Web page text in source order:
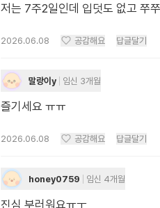
저는 7주2일인데 입덧도 없고 쭈
2026.06.08 공감해요 답글달기
말랑이y 임신 3개월
즐기세요 ㅠㅠ
2026.06.08 공감해요 답글달기
honey0759 임신 4개월
진심 부러워요ㅠㅜ